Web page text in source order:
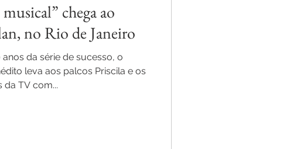
chega ao
no Rio de Janeiro
da série de sucesso, o
leva aos palcos Priscila e os
da TV com...